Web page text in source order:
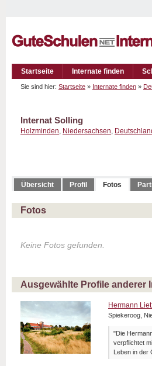
Startseite Internate finden
Sie sind hier: Startseite » Internate finden »
Internat Solling
Holzminden, Niedersachsen,
Übersicht Profil Fotos
Fotos
Keine Fotos gefunden.
Ausgewählte Profile anderer
Hermann
Spiekeroog,
"Die
verpflichtet
Leben in der